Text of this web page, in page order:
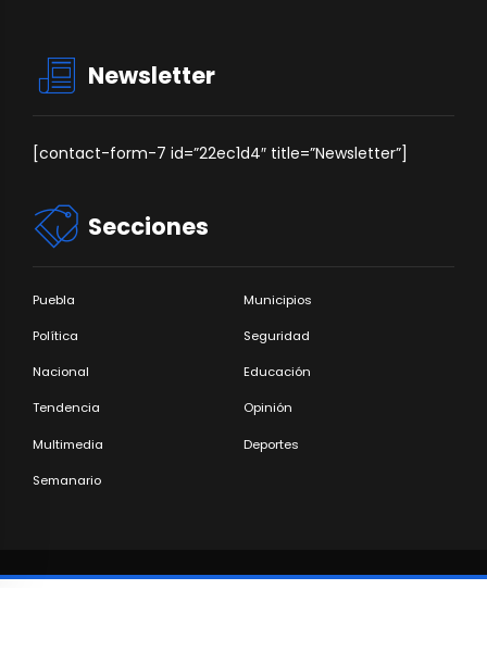
Newsletter
[contact-form-7 id=”22ec1d4″ title=”Newsletter”]
Secciones
Puebla Municipios
Política Seguridad
Nacional Educación
Tendencia Opinión
Multimedia Deportes
Semanario